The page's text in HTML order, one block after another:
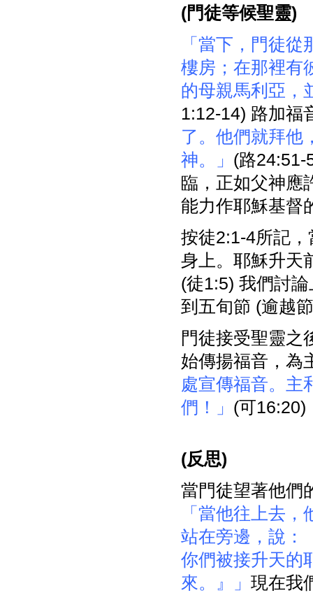
(門徒等候聖靈)
「當下，門徒
樓房；在那裡有
的母親馬利亞，
1:12-14) 路加福
了。他們就拜他
神。」 (路24:51-
臨，正如父神應
能力作耶穌基督
按徒2:1-4所記
身上。耶穌升天
(徒1:5) 我們討
到五旬節 (逾越
門徒接受聖靈之
始傳揚福音，為
處宣傳福音。主
們！」 (可16:20)
(反思)
當門徒望著他們
「當他往上去
站在旁邊，說：
你們被接升天的
來。』」 現在我